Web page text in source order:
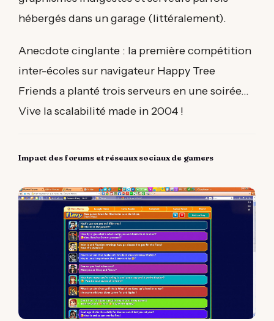
hébergés dans un garage (littéralement).
Anecdote cinglante : la première compétition
inter-écoles sur navigateur Happy Tree
Friends a planté trois serveurs en une soirée…
Vive la scalabilité made in 2004 !
Impact des forums et réseaux sociaux de gamers